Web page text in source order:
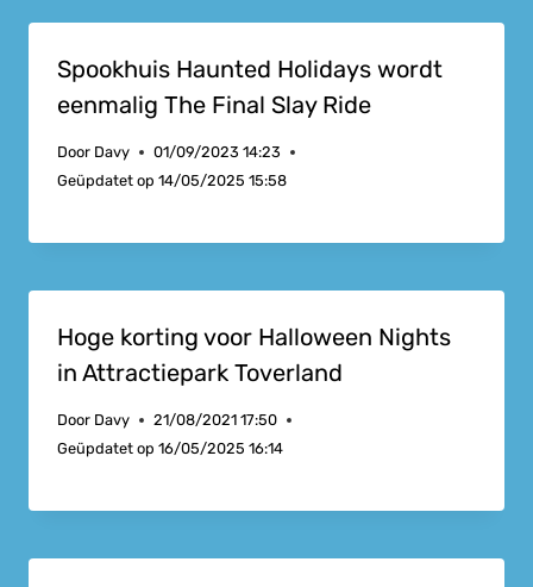
Spookhuis Haunted Holidays wordt
eenmalig The Final Slay Ride
Door Davy
01/09/2023 14:23
Geüpdatet op 14/05/2025 15:58
Hoge korting voor Halloween Nights
in Attractiepark Toverland
Door Davy
21/08/2021 17:50
Geüpdatet op 16/05/2025 16:14